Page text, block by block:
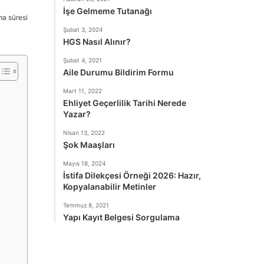
süresi
İşe Gelmeme Tutanağı
Şubat 3, 2024
HGS Nasıl Alınır?
Şubat 4, 2021
Aile Durumu Bildirim Formu
Mart 11, 2022
Ehliyet Geçerlilik Tarihi Nerede
Yazar?
Nisan 13, 2022
Şok Maaşları
Mayıs 18, 2024
İstifa Dilekçesi Örneği 2026: Hazır,
Kopyalanabilir Metinler
Temmuz 8, 2021
Yapı Kayıt Belgesi Sorgulama